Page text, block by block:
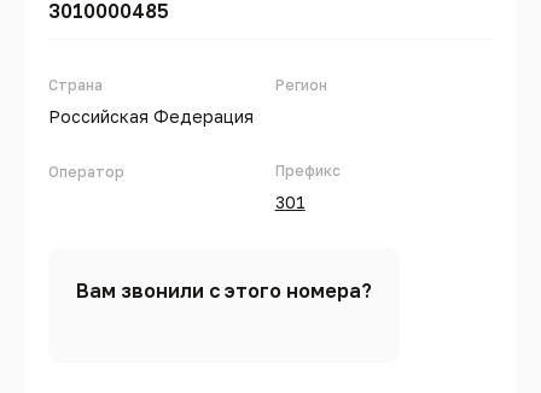
3010000485
Страна
Российская Федерация
Оператор
Регион
Префикс
301
Вам звонили с этого номера?